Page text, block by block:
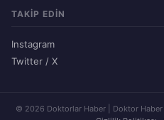
TAKIP EDIN
Instagram
Twitter / X
© 2026 Doktorlar Haber | Doktor Haber |